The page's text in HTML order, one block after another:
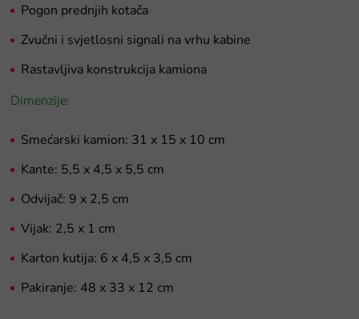
Pogon prednjih kotača
Zvučni i svjetlosni signali na vrhu kabine
Rastavljiva konstrukcija kamiona
Dimenzije:
Smećarski kamion: 31 x 15 x 10 cm
Kante: 5,5 x 4,5 x 5,5 cm
Odvijač: 9 x 2,5 cm
Vijak: 2,5 x 1 cm
Karton kutija: 6 x 4,5 x 3,5 cm
Pakiranje: 48 x 33 x 12 cm